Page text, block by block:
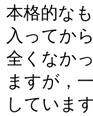
本格的な
入ってか
全くなか
ますが，
していま